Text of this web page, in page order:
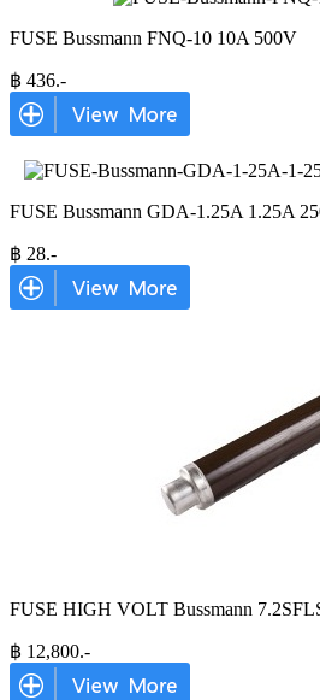
FUSE Bussmann FNQ-10 10A 500V
฿ 436.-
FUSE Bussmann GDA-1.25A 1.25A
฿ 28.-
FUSE HIGH VOLT Bussmann
฿ 12,800.-